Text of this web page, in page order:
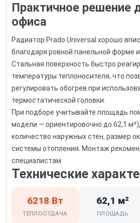
Практичное решение
офиса
Радиатор Prado Universal хорошо
благодаря ровной панельной форме
Стальная поверхность быстро
температуры теплоносителя, что
регулировать обогрев при
термостатической головки.
При подборе учитывайте площадь
модели — ориентировочно до 62,1
количество наружных стен, размер
системы отопления. Монтаж
специалистам.
Технические
6218 Вт
ТЕПЛООТДАЧА
62,1 м²
ПЛОЩАДЬ